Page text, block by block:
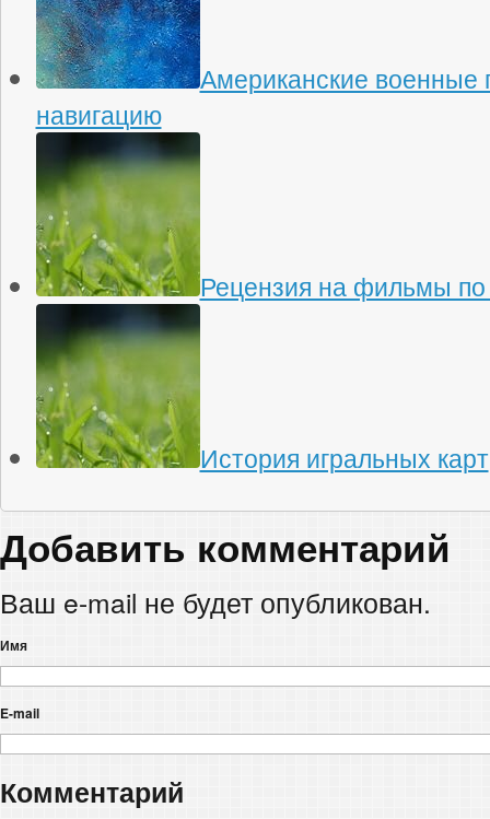
Американские военные
навигацию
Рецензия на фильмы по
История игральных карт
Добавить комментарий
Ваш e-mail не будет опубликован.
Имя
E-mail
Комментарий